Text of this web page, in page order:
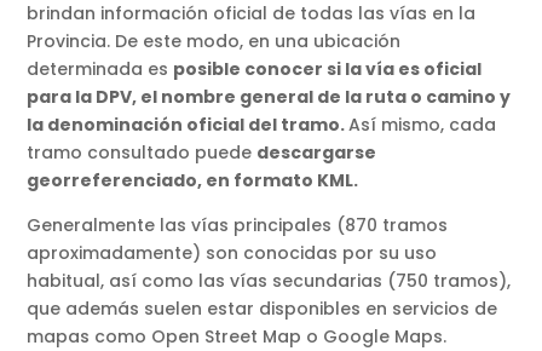
brindan información oficial de todas las vías en la
Provincia. De este modo, en una ubicación
determinada es posible conocer si la vía es oficial
para la DPV, el nombre general de la ruta o camino y
la denominación oficial del tramo.Así mismo, cada
tramo consultado puede descargarse
georreferenciado, en formato KML.
Generalmente las vías principales (870 tramos
aproximadamente) son conocidas por su uso
habitual, así como las vías secundarias (750 tramos),
que además suelen estar disponibles en servicios de
mapas como Open Street Map o Google Maps.